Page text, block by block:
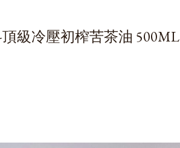
級冷壓初榨苦茶油 500ML